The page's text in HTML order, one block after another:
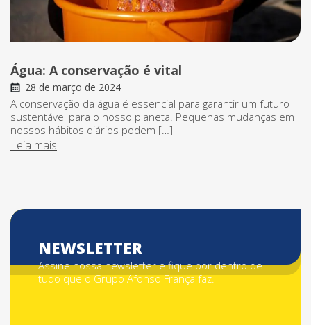
Água: A conservação é vital
28 de março de 2024
A conservação da água é essencial para garantir um futuro
sustentável para o nosso planeta. Pequenas mudanças em
nossos hábitos diários podem […]
Leia mais
NEWSLETTER
Assine nossa newsletter e fique por dentro de
tudo que o Grupo Afonso França faz.